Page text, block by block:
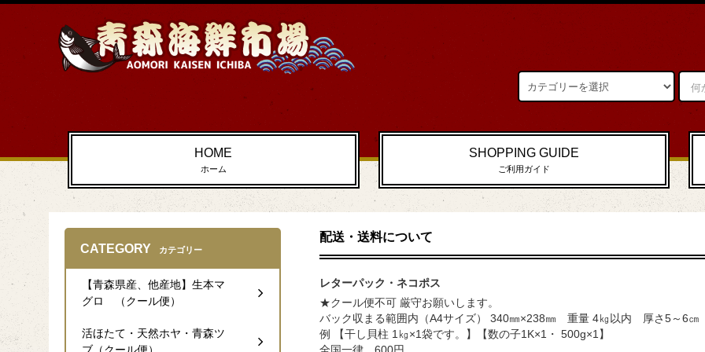
HOME
ホーム
SHOPPING GUIDE
ご利用ガイド
配送・送料について
レターパック・ネコポス
★クール便不可 厳守お願いします。
バック収まる範囲内（A4サイズ） 340㎜×238㎜ 重量 4㎏以内 厚さ5～6㎝
例 【干し貝柱 1㎏×1袋です。】【数の子1K×1・ 500g×1】
CATEGORY カテゴリー
【青森県産、他産地】生本マ
グロ （クール便）
活ほたて・天然ホヤ・青森ツ